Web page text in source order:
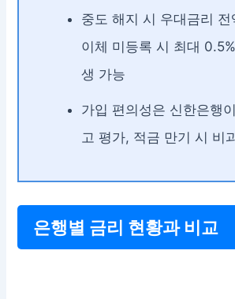
중도 해지 시 우대금리
이체 미등록 시 최대
생 가능
가입 편의성은 신한은행
고 평가, 적금 만기 시 비
은행별 금리 현황과 비교